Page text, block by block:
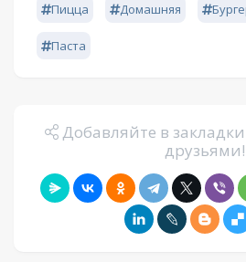
Пицца Домашняя
Паста
Добавляйте в
друзьями!